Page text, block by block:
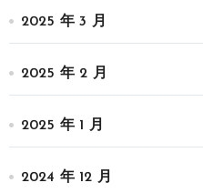
2025 年 3 月
2025 年 2 月
2025 年 1 月
2024 年 12 月